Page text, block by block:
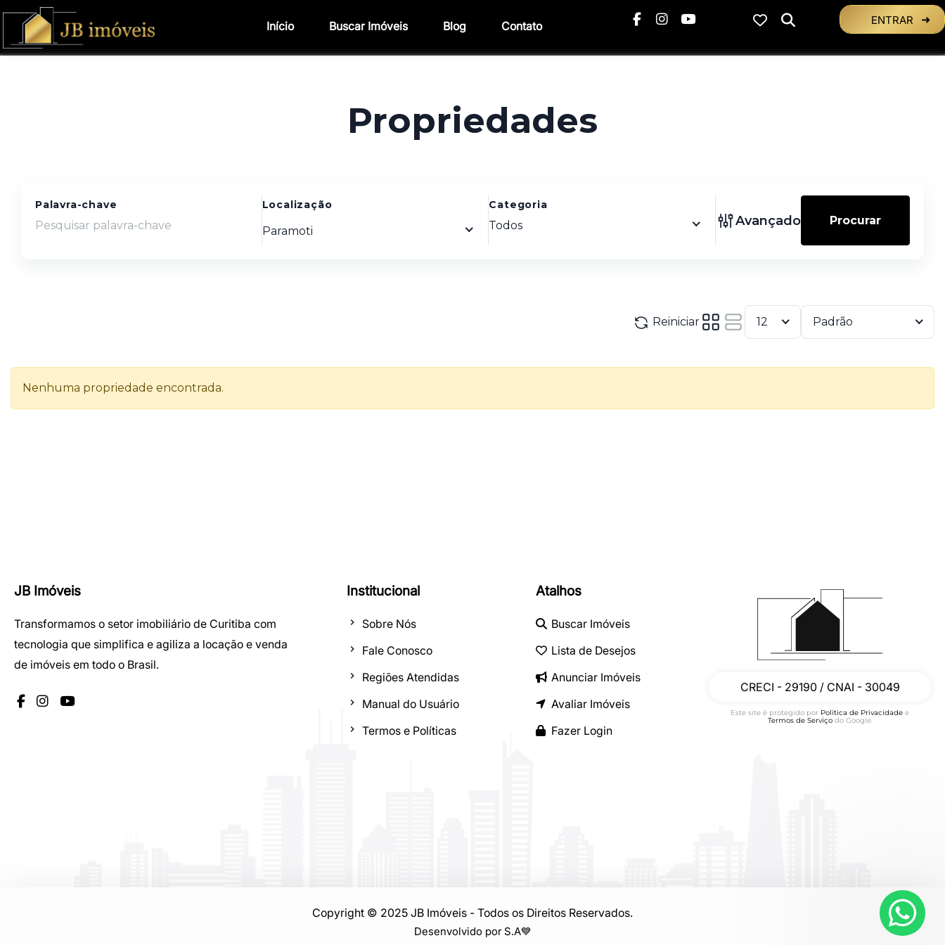
JB Imóveis
Transformamos o setor imobiliário de Curitiba com
tecnologia que simplifica e agiliza a locação e venda
de imóveis em todo o Brasil.
Institucional
Sobre Nós
Fale Conosco
Regiões Atendidas
Manual do Usuário
Termos e Políticas
Atalhos
Buscar Imóveis
Lista de Desejos
Anunciar Imóveis
Avaliar Imóveis
Fazer Login
CRECI - 29190 / CNAI - 30049
Este site é protegido por Política de Privacidade e
Termos de Serviçodo Google.
Copyright © 2025 JB Imóveis - Todos os Direitos Reservados.
Desenvolvido por S.A💙
Início Buscar Imóveis Blog Contato ENTRAR